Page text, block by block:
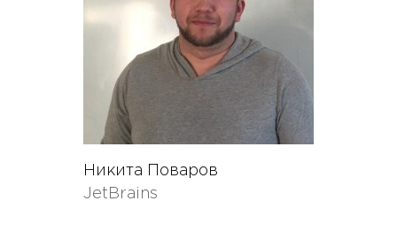
Никита Повaров
JetBrains